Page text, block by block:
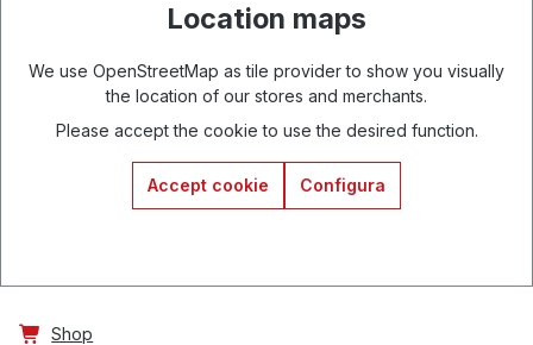
Location maps
We use OpenStreetMap as tile provider to show you visually
the location of our stores and merchants.
Please accept the cookie to use the desired function.
Accept cookie Configura
Shop